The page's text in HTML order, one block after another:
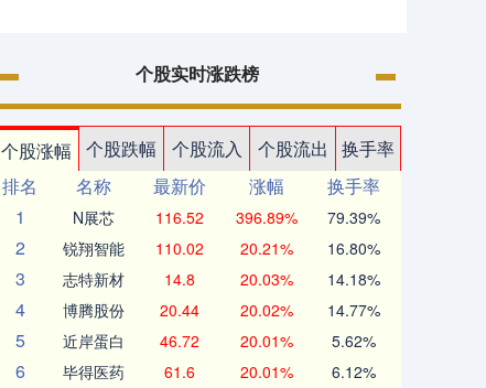
个股实时涨跌榜
个股涨幅 个股跌幅 个股流入 个股流出
换手率
排名
名称 最新价 涨幅
换手率
1
N展芯 116.52 396.89% 79.39%
2 锐翔智能 110.02 20.21% 16.80%
3 志特新材 14.8 20.03% 14.18%
4 博腾股份 20.44 20.02% 14.77%
5 近岸蛋白 46.72 20.01% 5.62%
6 毕得医药 61.6 20.01% 6.12%